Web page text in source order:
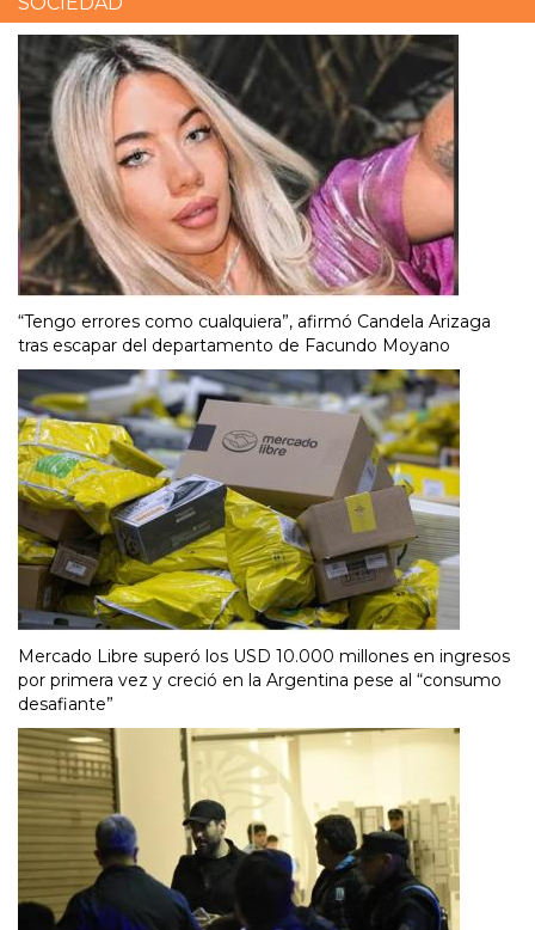
“Tengo errores como cualquiera”, afirmó Candela Arizaga
tras escapar del departamento de Facundo Moyano
Mercado Libre superó los USD 10.000 millones en ingresos
por primera vez y creció en la Argentina pese al “consumo
desafiante”